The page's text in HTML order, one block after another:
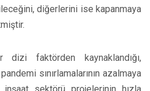
diğerlerini ise kapanmaya
dizi faktörden kaynaklandığı,
sınırlamalarının azalmaya